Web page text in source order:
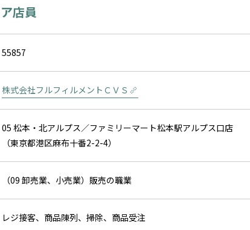
店員
55857
株式会社フルフィルメントＣＶＳ
05 松本・北アルプス／ファミリーマート松本駅アルプス口店
（東京都港区麻布十番2-2-4）
（09 卸売業、小売業）販売の職業
レジ接客、商品陳列、掃除、商品受注